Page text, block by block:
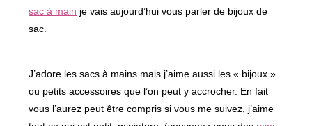
sac à main je vais aujourd’hui vous parler de bijoux de
sac.
J’adore les sacs à mains mais j’aime aussi les « bijoux »
ou petits accessoires que l’on peut y accrocher. En fait
vous l’aurez peut être compris si vous me suivez, j’aime